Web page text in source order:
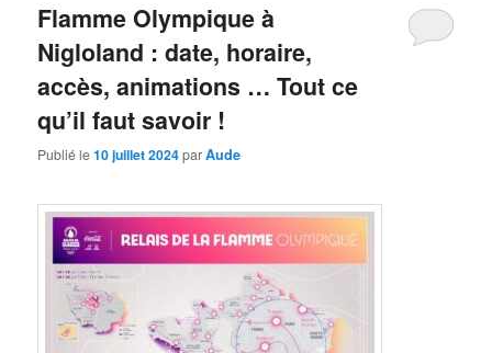
Flamme Olympique à
Nigloland : date, horaire,
accès, animations … Tout ce
qu’il faut savoir !
Publié le10 juillet 2024parAude